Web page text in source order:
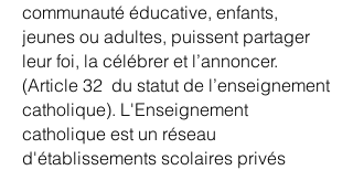
communauté éducative, enfants,
jeunes ou adultes, puissent partager
leur foi, la célébrer et l’annoncer.
(Article 32 du statut de l’enseignement
catholique). L'Enseignement
catholique est un réseau
d'établissements scolaires privés